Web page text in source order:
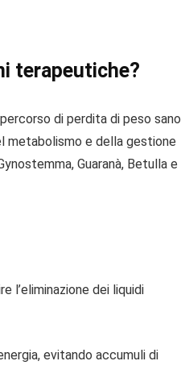
terapeutiche?
di perdita di peso sano
metabolismo e della gestione
Guaranà, Betulla e
l’eliminazione dei liquidi
evitando accumuli di